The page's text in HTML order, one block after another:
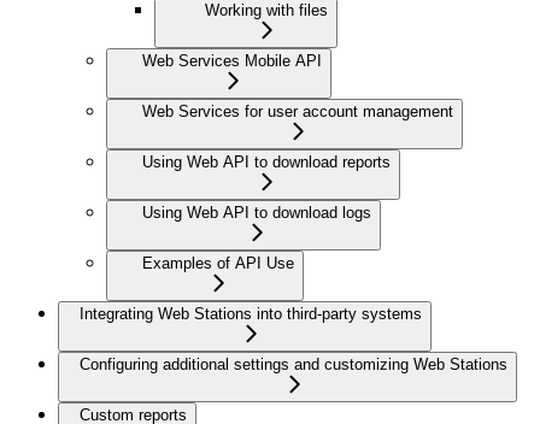
Working with files
Web Services Mobile API
Web Services for user account management
Using Web API to download reports
Using Web API to download logs
Examples of API Use
Integrating Web Stations into third-party systems
Configuring additional settings and customizing Web Stations
Custom reports